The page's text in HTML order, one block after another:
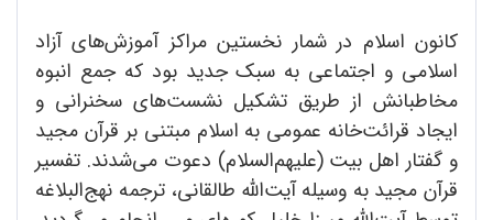
کانون اسلام در شمار نخستین مراکز آموزش‌های آزاد
اسلامی و اجتماعی به سبک جدید بود که جمع انبوه
مخاطبانش از طریق تشکیل نشست‌های سخنرانی و
ایجاد قرائت‌خانه عمومی به اسلام مبتنی بر قرآن مجید
و گفتار اهل بیت (علیهم‌السلام) دعوت می‌شدند. تفسیر
قرآن مجید به وسیله آیت‌الله طالقانی، ترجمه نهج‌البلاغه